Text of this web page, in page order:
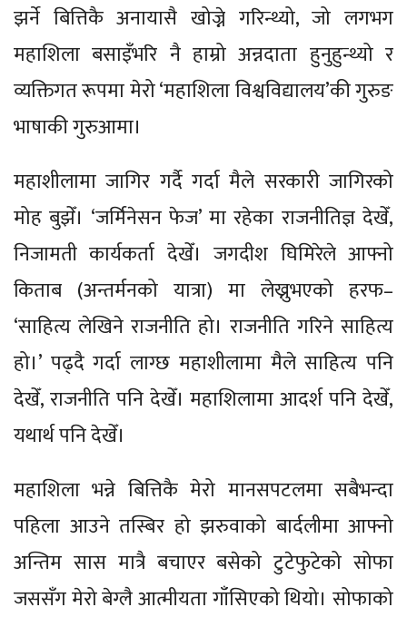
झर्ने बित्तिकै अनायासै खोज्ने गरिन्थ्यो, जो लगभग
महाशिला बसाइँभरि नै हाम्रो अन्नदाता हुनुहुन्थ्यो र
व्यक्तिगत रूपमा मेरो ‘महाशिला विश्वविद्यालय’की गुरुङ
भाषाकी गुरुआमा।
महाशीलामा जागिर गर्दै गर्दा मैले सरकारी जागिरको
मोह बुझेँ। ‘जर्मिनेसन फेज’ मा रहेका राजनीतिज्ञ देखेँ,
निजामती कार्यकर्ता देखेँ। जगदीश घिमिरेले आफ्नो
किताब (अन्तर्मनको यात्रा) मा लेख्नुभएको हरफ–
‘साहित्य लेखिने राजनीति हो। राजनीति गरिने साहित्य
हो।’ पढ्दै गर्दा लाग्छ महाशीलामा मैले साहित्य पनि
देखेँ, राजनीति पनि देखेँ। महाशिलामा आदर्श पनि देखेँ,
यथार्थ पनि देखेँ।
महाशिला भन्ने बित्तिकै मेरो मानसपटलमा सबैभन्दा
पहिला आउने तस्बिर हो झरुवाको बार्दलीमा आफ्नो
अन्तिम सास मात्रै बचाएर बसेको टुटेफुटेको सोफा
जससँग मेरो बेग्लै आत्मीयता गाँसिएको थियो। सोफाको